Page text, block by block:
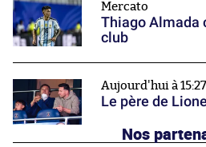
Mercato
Thiago Almada
club
Aujourd'hui à 15:27
Le père de
Nos